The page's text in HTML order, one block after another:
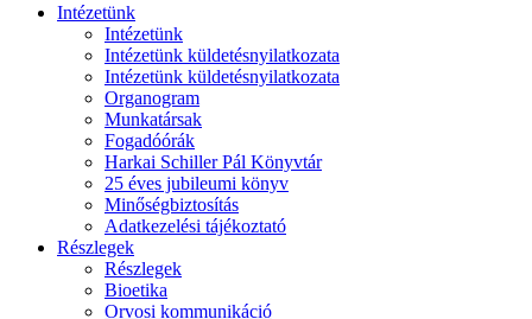
Intézetünk
Intézetünk
Intézetünk küldetésnyilatkozata
Intézetünk küldetésnyilatkozata
Organogram
Munkatársak
Fogadóórák
Harkai Schiller Pál Könyvtár
25 éves jubileumi könyv
Minőségbiztosítás
Adatkezelési tájékoztató
Részlegek
Részlegek
Bioetika
Orvosi kommunikáció